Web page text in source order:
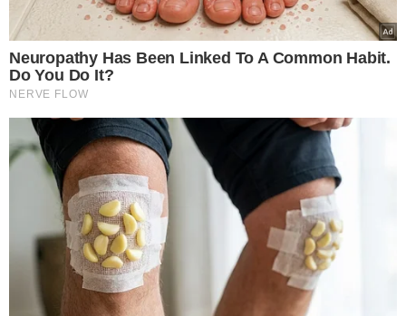
TÓPICOS
BRIGA INTERNA DENÚNCIA
PROCESSO
AFASTAMENTO
UNIÃO BRAISIL PARTIDO